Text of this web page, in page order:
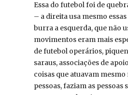
Essa do futebol foi de
– a direita usa mesmo
burra a esquerda, que não
movimentos eram mais
de futebol operários,
saraus, associações de
coisas que atuavam
pessoas, faziam as